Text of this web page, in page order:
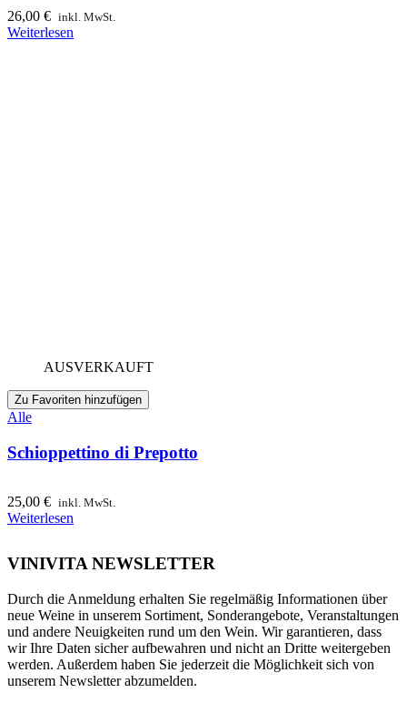
26,00 € inkl. MwSt.
Weiterlesen
AUSVERKAUFT
Zu Favoriten hinzufügen
Alle
Schioppettino di Prepotto
25,00 € inkl. MwSt.
Weiterlesen
VINIVITA NEWSLETTER
Durch die Anmeldung erhalten Sie regelmäßig Informationen über
neue Weine in unserem Sortiment, Sonderangebote, Veranstaltungen
und andere Neuigkeiten rund um den Wein. Wir garantieren, dass
wir Ihre Daten sicher aufbewahren und nicht an Dritte weitergeben
werden. Außerdem haben Sie jederzeit die Möglichkeit sich von
unserem Newsletter abzumelden.